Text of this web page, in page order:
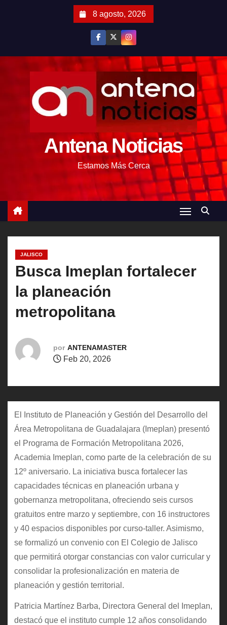
8 agosto, 2026
Antena Noticias
Estamos Más Cerca
JALISCO
Busca Imeplan fortalecer
la planeación
metropolitana
por ANTENAMASTER
Feb 20, 2026
El Instituto de Planeación y Gestión del Desarrollo del
Área Metropolitana de Guadalajara (Imeplan) presentó
el Programa de Formación Metropolitana 2026,
Academia Imeplan, como parte de la celebración de su
12º aniversario. La iniciativa busca fortalecer las
capacidades técnicas en planeación urbana y
gobernanza metropolitana, ofreciendo seis cursos
gratuitos entre marzo y septiembre, con 16 instructores
y 40 espacios disponibles por curso-taller. Asimismo,
se formalizó un convenio con El Colegio de Jalisco
que permitirá otorgar constancias con valor curricular y
consolidar la profesionalización en materia de
planeación y gestión territorial.
Patricia Martínez Barba, Directora General del Imeplan,
destacó que el instituto cumple 12 años consolidando